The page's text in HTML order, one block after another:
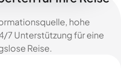
hohe
7 Unterstützung für eine
Reise.